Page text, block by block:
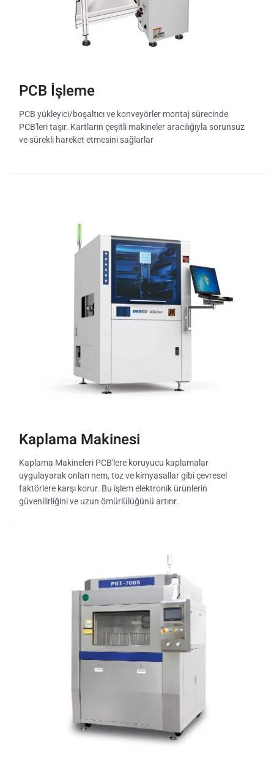
PCB İşleme
PCB yükleyici/boşaltıcı ve konveyörler montaj sürecinde
PCB'leri taşır. Kartların çeşitli makineler aracılığıyla sorunsuz
ve sürekli hareket etmesini sağlarlar
Kaplama Makinesi
Kaplama Makineleri PCB'lere koruyucu kaplamalar
uygulayarak onları nem, toz ve kimyasallar gibi çevresel
faktörlere karşı korur. Bu işlem elektronik ürünlerin
güvenilirliğini ve uzun ömürlülüğünü artırır.